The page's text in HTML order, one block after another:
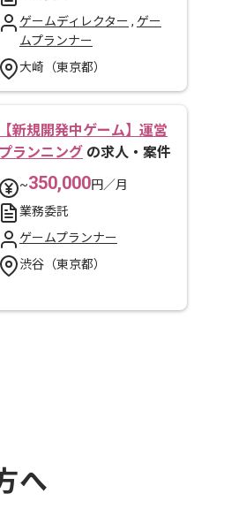
ゲームディレクター , ゲー
ムプランナー
大崎（東京都）
新規開発中ゲーム】運営
ランニング の求人・案件
~350,000円／月
業務委託
ゲームプランナー
渋谷（東京都）
へ